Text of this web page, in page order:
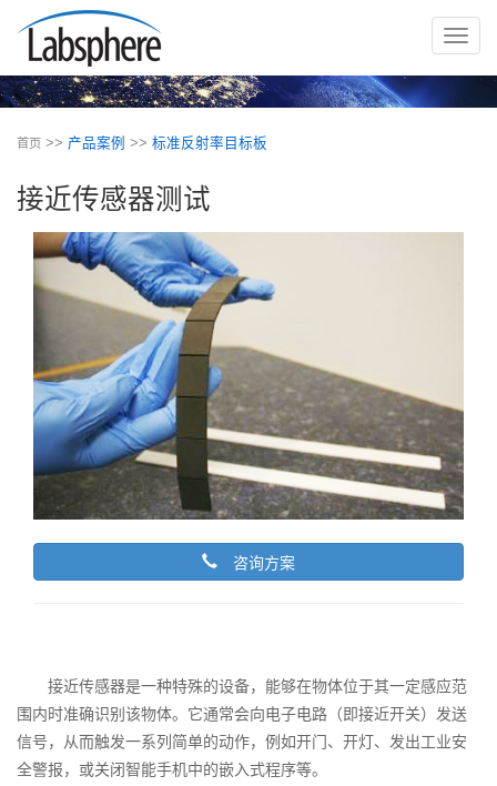
切
首页 >> 产品案例 >> 标准反射率目标板
接近传感器测试
咨询方案
接近传感器是一种特殊的设备，能够在物体位于其一定感应范
围内时准确识别该物体。它通常会向电子电路（即接近开关）发送
信号，从而触发一系列简单的动作，例如开门、开灯、发出工业安
全警报，或关闭智能手机中的嵌入式程序等。